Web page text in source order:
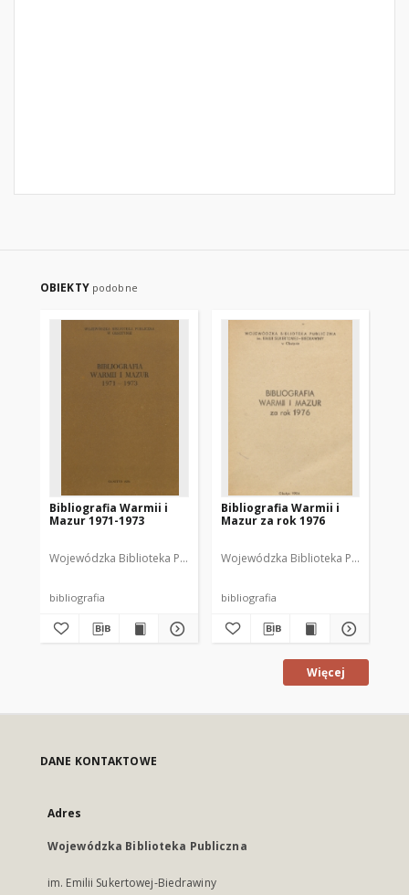
OBIEKTY podobne
Bibliografia Warmii i
Mazur 1971-1973
Wojewódzka Biblioteka Publiczna w Olsztynie Wajsbrot, Tamara.
bibliografia
Bibliografia Warmii i
Mazur za rok 1976
Wojewódzka Biblioteka Publiczna
bibliografia
Więcej
DANE KONTAKTOWE
Adres
Wojewódzka Biblioteka Publiczna
im. Emilii Sukertowej-Biedrawiny